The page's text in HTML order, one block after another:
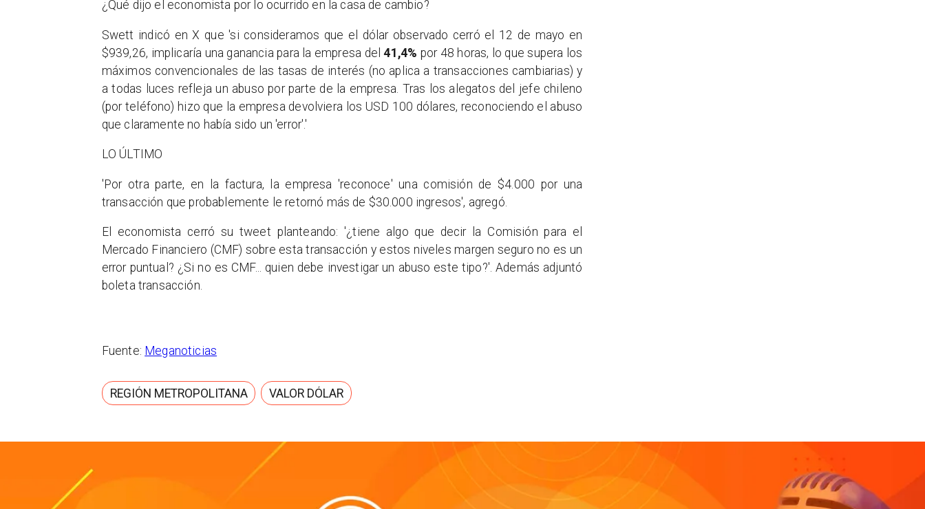
¿Qué dijo el economista por lo ocurrido en la casa de cambio?
Swett indicó en X que 'si consideramos que el dólar observado cerró el 12 de mayo en
$939,26, implicaría una ganancia para la empresa del41,4% por 48 horas, lo que supera los
máximos convencionales de las tasas de interés (no aplica a transacciones cambiarias) y
a todas luces refleja un abuso por parte de la empresa. Tras los alegatos del jefe chileno
(por teléfono) hizo que la empresa devolviera los USD 100 dólares, reconociendo el abuso
que claramente no había sido un 'error'.'
LO ÚLTIMO
'Por otra parte, en la factura, la empresa 'reconoce' una comisión de $4.000 por una
transacción que probablemente le retornó más de $30.000 ingresos', agregó.
El economista cerró su tweet planteando: '¿tiene algo que decir la Comisión para el
Mercado Financiero (CMF) sobre esta transacción y estos niveles margen seguro no es un
error puntual? ¿Si no es CMF... quien debe investigar un abuso este tipo?'. Además adjuntó
boleta transacción.
Fuente: Meganoticias
REGIÓN METROPOLITANA VALOR DÓLAR